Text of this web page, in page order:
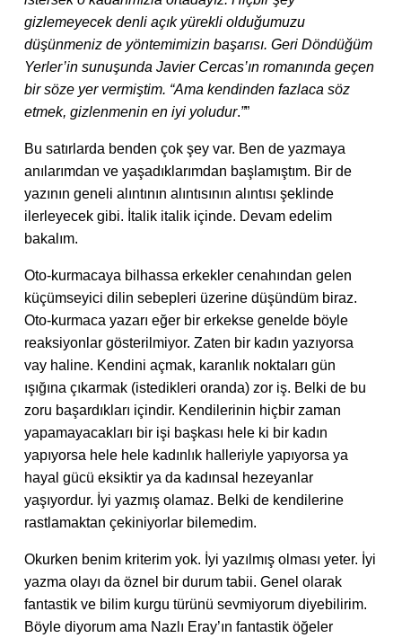
gizlemeyecek denli açık yürekli olduğumuzu
düşünmeniz de yöntemimizin başarısı. Geri Döndüğüm
Yerler’in sunuşunda Javier Cercas’ın romanında geçen
bir söze yer vermiştim. “Ama kendinden fazlaca söz
etmek, gizlenmenin en iyi yoludur.””
Bu satırlarda benden çok şey var. Ben de yazmaya
anılarımdan ve yaşadıklarımdan başlamıştım. Bir de
yazının geneli alıntının alıntısının alıntısı şeklinde
ilerleyecek gibi. İtalik italik içinde. Devam edelim
bakalım.
Oto-kurmacaya bilhassa erkekler cenahından gelen
küçümseyici dilin sebepleri üzerine düşündüm biraz.
Oto-kurmaca yazarı eğer bir erkekse genelde böyle
reaksiyonlar gösterilmiyor. Zaten bir kadın yazıyorsa
vay haline. Kendini açmak, karanlık noktaları gün
ışığına çıkarmak (istedikleri oranda) zor iş. Belki de bu
zoru başardıkları içindir. Kendilerinin hiçbir zaman
yapamayacakları bir işi başkası hele ki bir kadın
yapıyorsa hele hele kadınlık halleriyle yapıyorsa ya
hayal gücü eksiktir ya da kadınsal hezeyanlar
yaşıyordur. İyi yazmış olamaz. Belki de kendilerine
rastlamaktan çekiniyorlar bilemedim.
Okurken benim kriterim yok. İyi yazılmış olması yeter. İyi
yazma olayı da öznel bir durum tabii. Genel olarak
fantastik ve bilim kurgu türünü sevmiyorum diyebilirim.
Böyle diyorum ama Nazlı Eray’ın fantastik öğeler